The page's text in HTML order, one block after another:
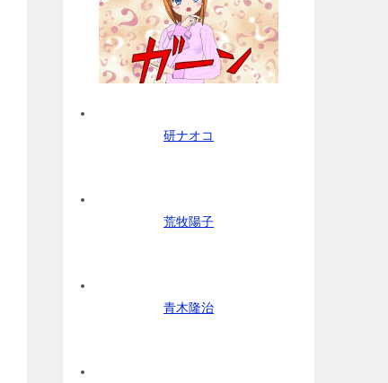
研ナオコ
荒牧陽子
青木隆治